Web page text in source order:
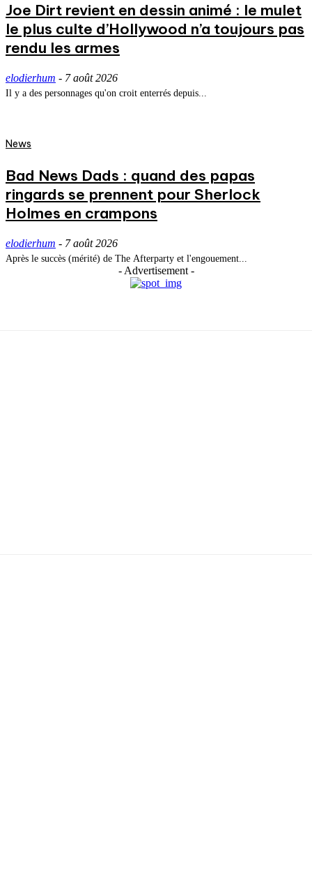
Joe Dirt revient en dessin animé : le mulet
le plus culte d’Hollywood n’a toujours pas
rendu les armes
elodierhum - 7 août 2026
Il y a des personnages qu'on croit enterrés depuis...
News
Bad News Dads : quand des papas
ringards se prennent pour Sherlock
Holmes en crampons
elodierhum - 7 août 2026
Après le succès (mérité) de The Afterparty et l'engouement...
- Advertisement -